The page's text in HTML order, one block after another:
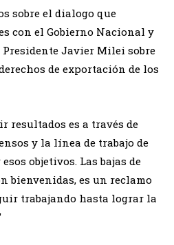
sobre el dialogo que
con el Gobierno Nacional y
Javier Milei sobre
de exportación de los
resultados es a través de
y la línea de trabajo de
objetivos. Las bajas de
bienvenidas, es un reclamo
trabajando hasta lograr la